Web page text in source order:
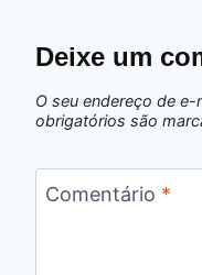
Deixe um
O seu endereço de
obrigatórios são
Comentário *